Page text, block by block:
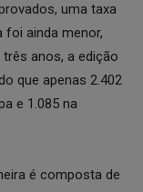
uma taxa
foi ainda menor,
anos, a edição
que apenas 2.402
e 1.085 na
é composta de